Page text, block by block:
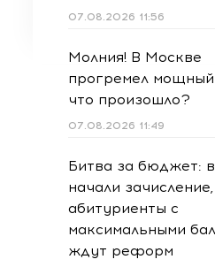
07.08.2026 11:56
Молния! В Москве
прогремел
что произошло?
07.08.2026 11:49
Битва за бюджет:
начали
абитуриенты с
максимальными
ждут реформ